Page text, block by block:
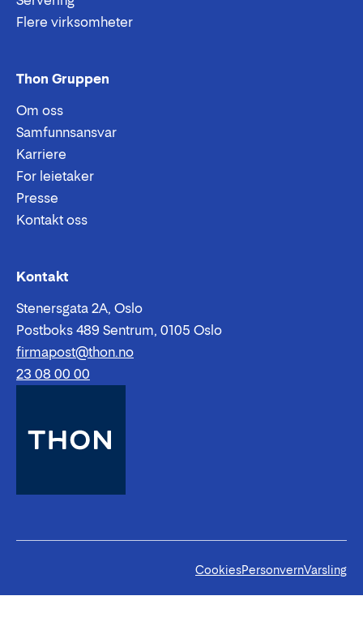
Flere virksomheter
Thon Gruppen
Om oss
Samfunnsansvar
Karriere
For leietaker
Presse
Kontakt oss
Kontakt
Stenersgata 2A, Oslo
Postboks 489 Sentrum, 0105 Oslo
Epost:
firmapost@thon.no
Telefon:
23 08 00 00
CookiesPersonvernVarsling